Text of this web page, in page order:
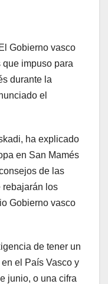
Gobierno vasco
impuso para
durante la
el
ha explicado
en San Mamés
de las
rebajarán los
Gobierno vasco
de tener un
el País Vasco y
junio, o una cifra